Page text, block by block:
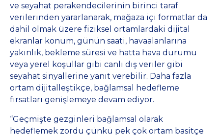
ve seyahat perakendecilerinin birinci taraf
verilerinden yararlanarak, mağaza içi formatlar da
dahil olmak üzere fiziksel ortamlardaki dijital
ekranlar konum, günün saati, havaalanlarına
yakınlık, bekleme süresi ve hatta hava durumu
veya yerel koşullar gibi canlı dış veriler gibi
seyahat sinyallerine yanıt verebilir. Daha fazla
ortam dijitalleştikçe, bağlamsal hedefleme
fırsatları genişlemeye devam ediyor.
“Geçmişte gezginleri bağlamsal olarak
hedeflemek zordu çünkü pek çok ortam basitçe